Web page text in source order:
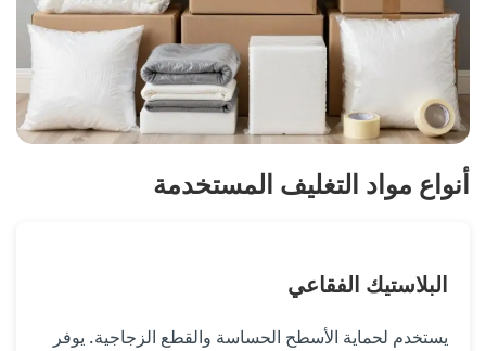
أنواع مواد التغليف المستخدمة
البلاستيك الفقاعي
يستخدم لحماية الأسطح الحساسة والقطع الزجاجية. يوفر